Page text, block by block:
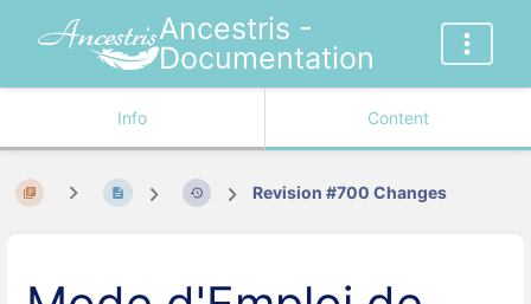
Ancestris -
Documentation
Info Content
Revision #700 Changes